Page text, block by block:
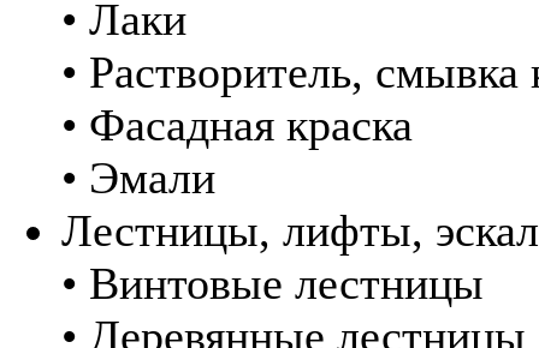
• Лаки
• Растворитель,
• Фасадная краска
• Эмали
Лестницы, лифты,
• Винтовые лестницы
• Деревянные лестницы